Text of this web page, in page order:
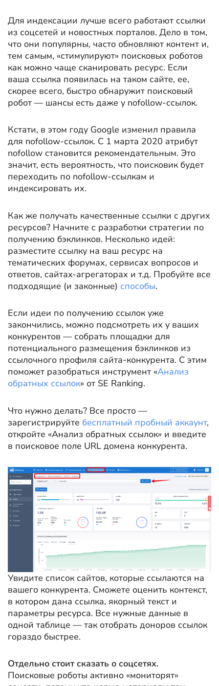
Для индексации лучше всего работают ссылки
из соцсетей и новостных порталов. Дело в том,
что они популярны, часто обновляют контент и,
тем самым, «стимулируют» поисковых роботов
как можно чаще сканировать ресурс. Если
ваша ссылка появилась на таком сайте, ее,
скорее всего, быстро обнаружит поисковый
робот ― шансы есть даже у nofollow-ссылок.
Кстати, в этом году Google изменил правила
для nofollow-ссылок. С 1 марта 2020 атрибут
nofollow становится рекомендательным. Это
значит, есть вероятность, что поисковик будет
переходить по nofollow-ссылкам и
индексировать их.
Как же получать качественные ссылки с других
ресурсов? Начните с разработки стратегии по
получению бэклинков. Несколько идей:
разместите ссылку на ваш ресурс на
тематических форумах, сервисах вопросов и
ответов, сайтах-агрегаторах и т.д. Пробуйте все
подходящие (и законные) способы.
Если идеи по получению ссылок уже
закончились, можно подсмотреть их у ваших
конкурентов — собрать площадки для
потенциального размещения бэклинков из
ссылочного профиля сайта-конкурента. С этим
поможет разобраться инструмент «Анализ
обратных ссылок» от SE Ranking.
Что нужно делать? Все просто —
зарегистрируйте бесплатный пробный аккаунт,
откройте «Анализ обратных ссылок» и введите
в поисковое поле URL домена конкурента.
Увидите список сайтов, которые ссылаются на
вашего конкурента. Сможете оценить контекст,
в котором дана ссылка, якорный текст и
параметры ресурса. Все нужные данные в
одной таблице — так отобрать доноров ссылок
гораздо быстрее.
Отдельно стоит сказать о соцсетях.
Поисковые роботы активно «мониторят»